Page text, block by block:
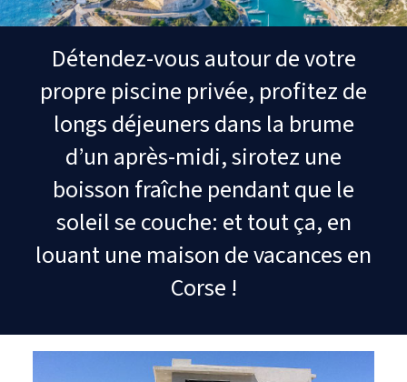
Détendez-vous autour de votre
propre piscine privée, profitez de
longs déjeuners dans la brume
d’un après-midi, sirotez une
boisson fraîche pendant que le
soleil se couche: et tout ça, en
louant une maison de vacances en
Corse !